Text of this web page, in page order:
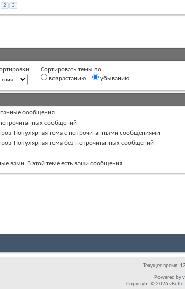
2 3
Сортировать темы по...
возрастанию
убыванию
сообщения
сообщений
Популярная тема с непрочитанными сообщениями
Популярная тема без непрочитанных сообщений
В этой теме есть ваши сообщения
Текущее время:
Powered by
Copyright © 2026